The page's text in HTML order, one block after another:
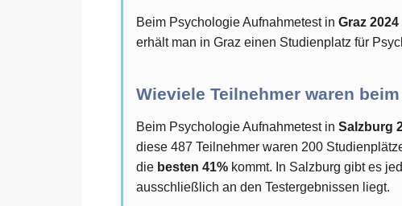
Beim Psychologie Aufnahmetest in Graz
erhält man in Graz einen Studienplatz für
Wieviele Teilnehmer waren
Beim Psychologie Aufnahmetest in Salzburg
diese 487 Teilnehmer waren 200
die besten 41% kommt. In Salzburg gibt es
ausschließlich an den Testergebnissen liegt.